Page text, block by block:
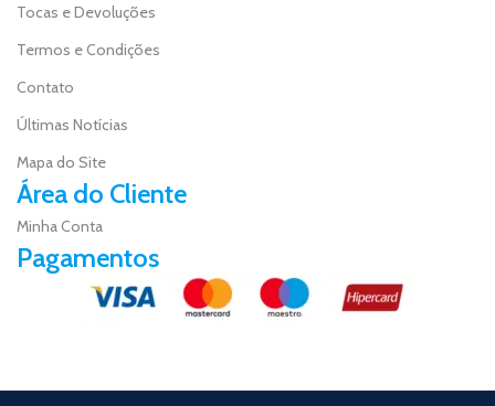
Tocas e Devoluções
Termos e Condições
Contato
Últimas Notícias
Mapa do Site
Área do Cliente
Minha Conta
Pagamentos